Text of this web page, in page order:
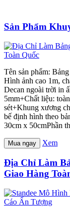
Sản Phẩm
Tên sản phẩm:
Hình ảnh cao 1m,
Decan ngoài trời in
5mm+Chất liệu:
sét+Khung xương
bế định hình theo
30cm x 50cmPhần
Mua ngay Xem
Địa Chỉ Làm
Giao Hàng